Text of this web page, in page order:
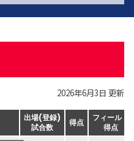
2026年6月3日 更新
出場(登録)
試合数
得点
フィールド
得点